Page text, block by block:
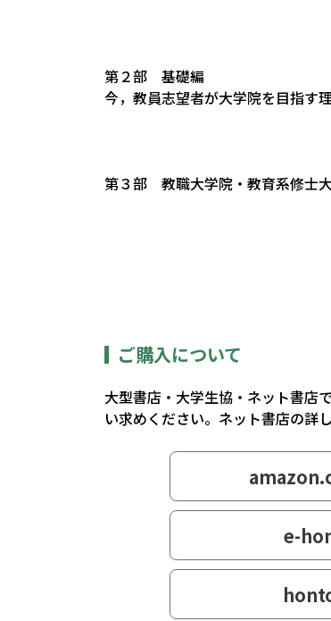
第２部 基礎編
今，教員志望者が大学院を目指す
第３部 教職大学院・教育系修士
表紙ロゴデザイン／長井 究衡
ご購入について
大型書店・大学生協・ネット書店
い求めください。ネット書店の詳
e-